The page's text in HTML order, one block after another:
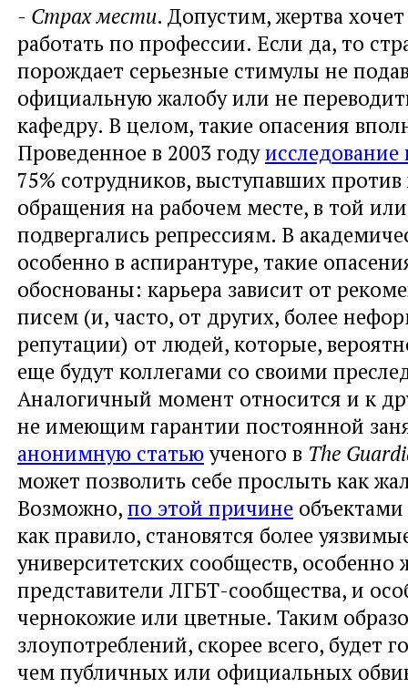
- Страх мести. Допустим, жертва хочет
работать по профессии. Если да, то
порождает серьезные стимулы не
официальную жалобу или не
кафедру. В целом, такие опасения
Проведенное в 2003 годуисследование
75% сотрудников, выступавших против
обращения на рабочем месте, в той
подвергались репрессиям. В
особенно в аспирантуре, такие
обоснованы: карьера зависит от
писем (и, часто, от других, более
репутации) от людей, которые,
еще будут коллегами со своими
Аналогичный момент относится и к
не имеющим гарантии постоянной
анонимную статьюученого в The
может позволить себе прослыть как
Возможно, по этой причине
как правило, становятся более
университетских сообществ,
представители ЛГБТ-сообщества, и
чернокожие или цветные. Таким
злоупотреблений, скорее всего, будет
чем публичных или официальных